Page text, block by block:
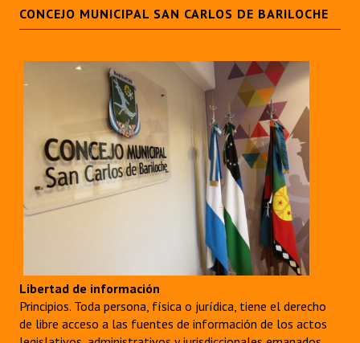
CONCEJO MUNICIPAL SAN CARLOS DE BARILOCHE
Libertad de información
Principios. Toda persona, física o jurídica, tiene el derecho
de libre acceso a las fuentes de información de los actos